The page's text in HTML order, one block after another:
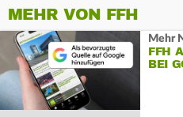
MEHR VON FFH
Mehr
FFH
BEI